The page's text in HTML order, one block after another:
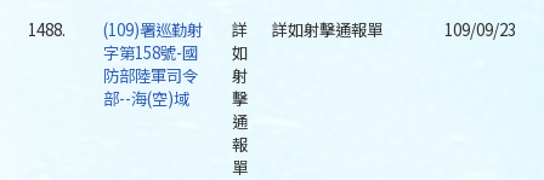
1488.
(109)署巡勤射
字第158號-國
防部陸軍司令
部--海(空)域
詳
如
射
擊
通
報
單
詳如射擊通報單 109/09/23